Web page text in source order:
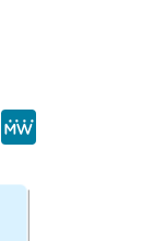
LinkedIn